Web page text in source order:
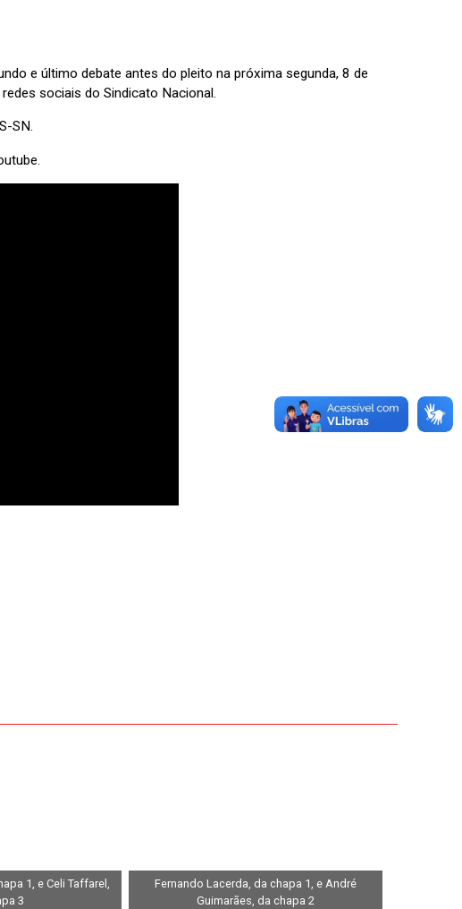
e último debate antes do pleito na próxima segunda, 8 de
sociais do Sindicato Nacional.
SN.
1, e Celi Taffarel,
3
Fernando Lacerda, da chapa 1, e André
Guimarães, da chapa 2